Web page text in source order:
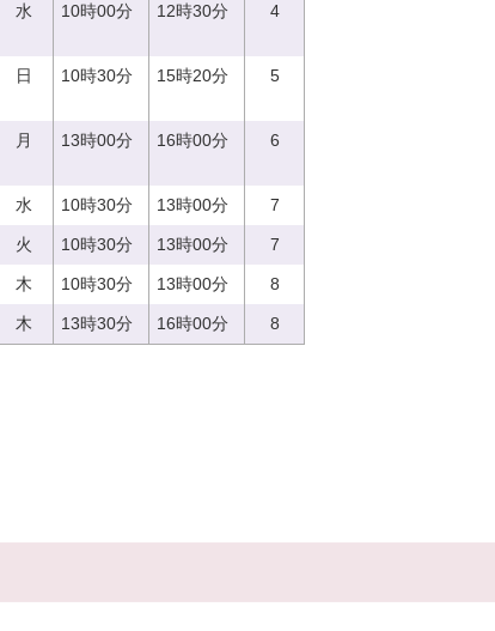
水 10時00分 12時30分 4
日 10時30分 15時20分 5
月 13時00分 16時00分 6
水 10時30分 13時00分 7
火 10時30分 13時00分 7
木 10時30分 13時00分 8
木 13時30分 16時00分 8